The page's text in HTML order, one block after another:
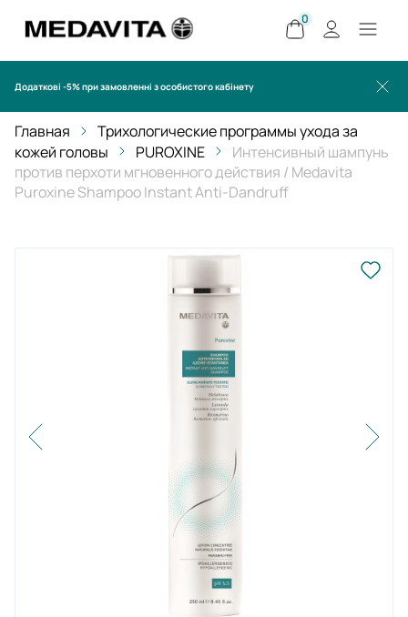
0
Додаткові -5% при замовленні з особистого кабінету
Главная
Трихологические программы ухода за
кожей головы
PUROXINE
Интенсивный шампунь
против перхоти мгновенного действия / Medavita
Puroxine Shampoo Instant Anti-Dandruff